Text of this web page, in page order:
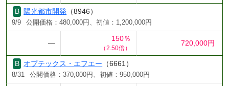
陽光都市開発 （8946）
9/9 公開価格：480,000円、初値：1,200,000円
―
150％
（2.50倍）
720,000円
オプテックス・エフエー （6661）
8/31 公開価格：370,000円、初値：950,000円